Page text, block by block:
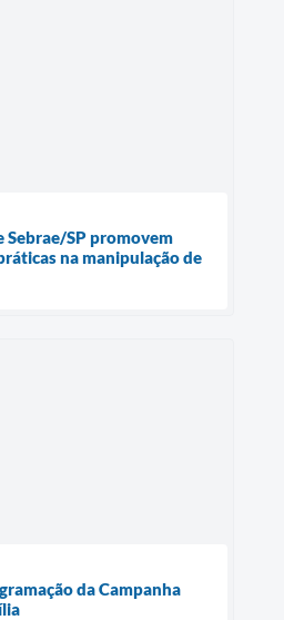
Sebrae/SP promovem
na manipulação de
da Campanha